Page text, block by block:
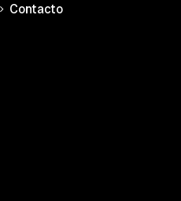
Contacto